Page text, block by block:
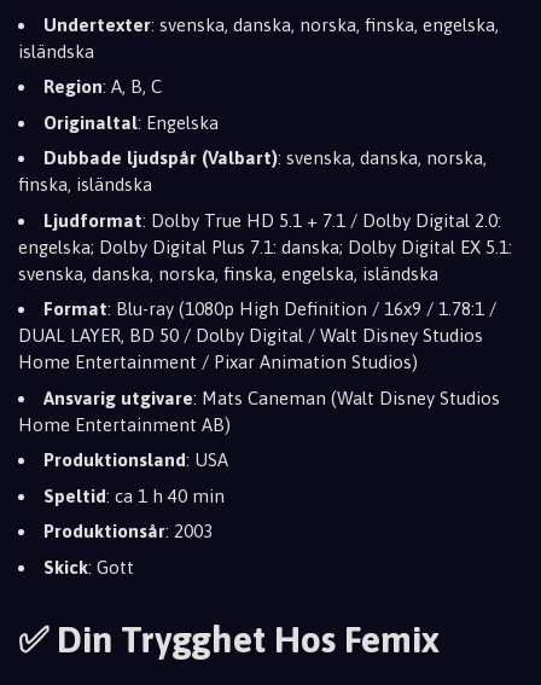
Undertexter: svenska, danska, norska, finska, engelska,
isländska
Region: A, B, C
Originaltal: Engelska
Dubbade ljudspår (Valbart): svenska, danska, norska,
finska, isländska
Ljudformat: Dolby True HD 5.1 + 7.1 / Dolby Digital 2.0:
engelska; Dolby Digital Plus 7.1: danska; Dolby Digital EX 5.1:
svenska, danska, norska, finska, engelska, isländska
Format: Blu-ray (1080p High Definition / 16x9 / 1.78:1 /
DUAL LAYER, BD 50 / Dolby Digital / Walt Disney Studios
Home Entertainment / Pixar Animation Studios)
Ansvarig utgivare: Mats Caneman (Walt Disney Studios
Home Entertainment AB)
Produktionsland: USA
Speltid: ca 1 h 40 min
Produktionsår: 2003
Skick: Gott
✅ Din Trygghet Hos Femix